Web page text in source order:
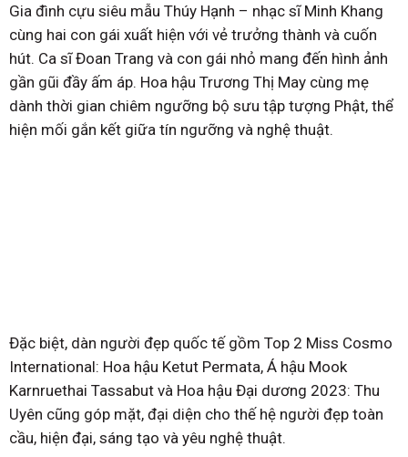
Gia đình cựu siêu mẫu Thúy Hạnh – nhạc sĩ Minh Khang
cùng hai con gái xuất hiện với vẻ trưởng thành và cuốn
hút. Ca sĩ Đoan Trang và con gái nhỏ mang đến hình ảnh
gần gũi đầy ấm áp. Hoa hậu Trương Thị May cùng mẹ
dành thời gian chiêm ngưỡng bộ sưu tập tượng Phật, thể
hiện mối gắn kết giữa tín ngưỡng và nghệ thuật.
Đặc biệt, dàn người đẹp quốc tế gồm Top 2 Miss Cosmo
International: Hoa hậu Ketut Permata, Á hậu Mook
Karnruethai Tassabut và Hoa hậu Đại dương 2023: Thu
Uyên cũng góp mặt, đại diện cho thế hệ người đẹp toàn
cầu, hiện đại, sáng tạo và yêu nghệ thuật.